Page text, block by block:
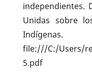
independientes.
Unidas sobre
Indígenas.
file:///C:/Users/
5.pdf